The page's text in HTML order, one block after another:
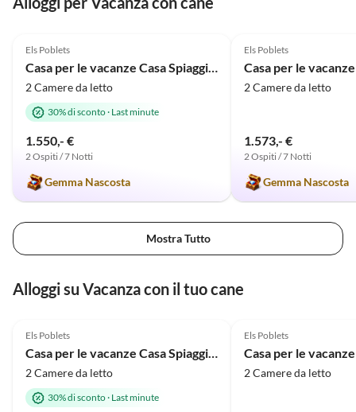
moderne Ausstattung mit neuer
Küche, stilvollen Bädern,
Klimaanlagen, schnellem WLAN
und elektrischen Rollläden ließ
keine Wünsche offen. Besonders
hervorzuheben sind die
außergewöhnliche Sauberkeit
sowie der stets freundliche und
zuverlässige Kontakt zu den
kommen sehr gerne wieder und
können die Villa
weiterempfehlen.
Els Poblets
Casa per le vacanze Casa Spiaggia e Mare
2 Camere da letto
30% di sconto· Last minute
1.550,- €
2 Ospiti / 7 Notti
Gemma Nascosta
Els Poblets
2 Camere da letto
1.573,- €
2 Ospiti / 7 Notti
Gemma Nascosta
Mostra Tutto
Alloggi su Vacanza con il tuo cane
Els Poblets
Casa per le vacanze Casa Spiaggia e Mare
2 Camere da letto
30% di sconto· Last minute
Els Poblets
2 Camere da letto